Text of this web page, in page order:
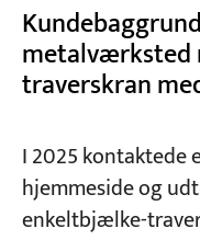
Projekter
Blogs
Nyheder
Ansøgninger
Om os
metalværksted
traverskran
I 2025 kontaktede
hjemmeside og
enkeltbjælke-